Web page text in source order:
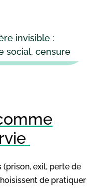
invisible :
social, censure
(prison, exil, perte de
de pratiquer